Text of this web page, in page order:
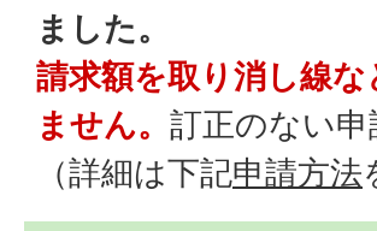
ました。
請求額を取り消し線
ません。 訂正のない
（詳細は下記申請方法